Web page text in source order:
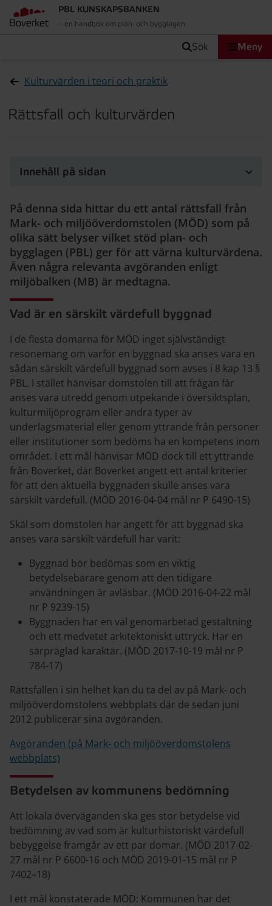
PBL KUNSKAPSBANKEN
– en handbok om plan- och bygglagen
sök Meny
Kulturvärden i teori och praktik
Rättsfall och kulturvärden
Innehåll på sidan
På denna sida hittar du ett antal rättsfall från
Mark- och miljööverdomstolen (MÖD) som på
olika sätt belyser vilket stöd plan- och
bygglagen (PBL) ger för att värna kulturvärdena.
Även några relevanta avgöranden enligt
miljöbalken (MB) är medtagna.
Vad är en särskilt värdefull byggnad
I de flesta domarna för MÖD inget självständigt
resonemang om varför en byggnad ska anses vara en
sådan särskilt värdefull byggnad som avses i 8 kap 13 §
PBL. I stället hänvisar domstolen till att frågan får
anses vara utredd genom utpekande i översiktsplan,
kulturmiljöprogram eller andra typer av
underlagsmaterial eller genom yttrande från personer
eller institutioner som bedöms ha en kompetens inom
området. I ett mål hänvisar MÖD dock till ett yttrande
från Boverket, där Boverket angett ett antal kriterier
för att den aktuella byggnaden skulle anses vara
särskilt värdefull. (MÖD 2016-04-04 mål nr P 6490-15)
Skäl som domstolen har angett för att byggnad ska
anses vara särskilt värdefull har varit:
Byggnad bör bedömas som en viktig
betydelsebärare genom att den tidigare
användningen är avläsbar. (MÖD 2016-04-22 mål
nr P 9239-15)
Byggnaden har en väl genomarbetad gestaltning
och ett medvetet arkitektoniskt uttryck. Har en
särpräglad karaktär. (MÖD 2017-10-19 mål nr P
784-17)
Rättsfallen i sin helhet kan du ta del av på Mark- och
miljööverdomstolens webbplats där de sedan juni
2012 publicerar sina avgöranden.
Avgöranden (på Mark- och miljööverdomstolens
webbplats)
Betydelsen av kommunens bedömning
Att lokala överväganden ska ges stor betydelse vid
bedömning av vad som är kulturhistoriskt värdefull
bebyggelse framgår av ett par domar. (MÖD 2017-02-
27 mål nr P 6600-16 och MÖD 2019-01-15 mål nr P
7402–18)
I ett mål konstaterade MÖD: Kommunen har det